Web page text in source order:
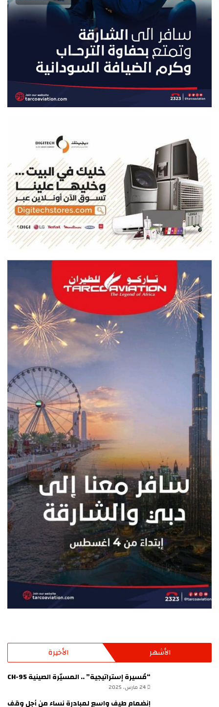
الأشهر الأخيرة
“مُسيرة إستراتيجية” .. المسيّرة الصينية CH-95
24 مارس، 2025
إنضمام طيف واسع لمبادرة نساء من أجل وقف